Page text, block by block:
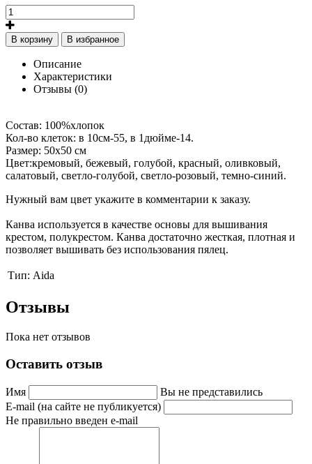
В корзину В избранное
Описание
Характеристики
Отзывы (0)
Состав: 100%хлопок
Кол-во клеток: в 10см-55, в 1дюйме-14.
Размер: 50х50 см
Цвет:кремовый, бежевый, голубой, красный, оливковый,
салатовый, светло-голубой, светло-розовый, темно-синий.
Нужный вам цвет укажите в комментарии к заказу.
Канва используется в качестве основы для вышивания
крестом, полукрестом. Канва достаточно жесткая, плотная и
позволяет вышивать без использования пялец.
Тип: Aida
Отзывы
Пока нет отзывов
Оставить отзыв
Имя
Вы не представились
E-mail (на сайте не публикуется)
Не правильно введен e-mail